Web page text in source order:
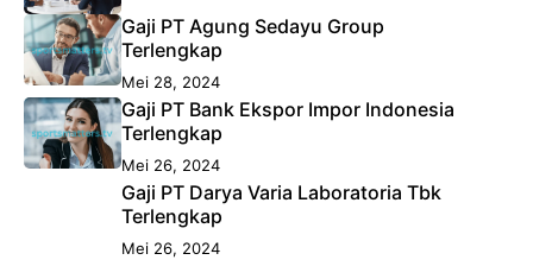
Gaji PT Agung Sedayu Group
Terlengkap
Mei 28, 2024
Gaji PT Bank Ekspor Impor Indonesia
Terlengkap
Mei 26, 2024
Gaji PT Darya Varia Laboratoria Tbk
Terlengkap
Mei 26, 2024